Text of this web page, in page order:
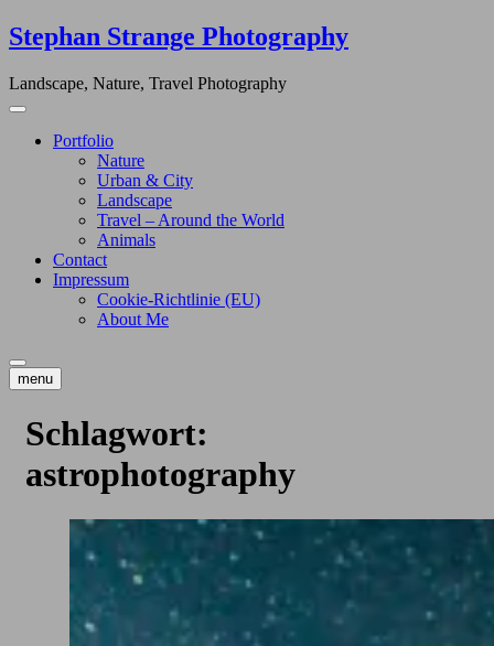
Skip
to
Stephan Strange Photography
Landscape, Nature, Travel Photography
Portfolio
Nature
Urban & City
Landscape
Travel – Around the World
Animals
Contact
Impressum
Cookie-Richtlinie (EU)
About Me
menu
Schlagwort:
astrophotography